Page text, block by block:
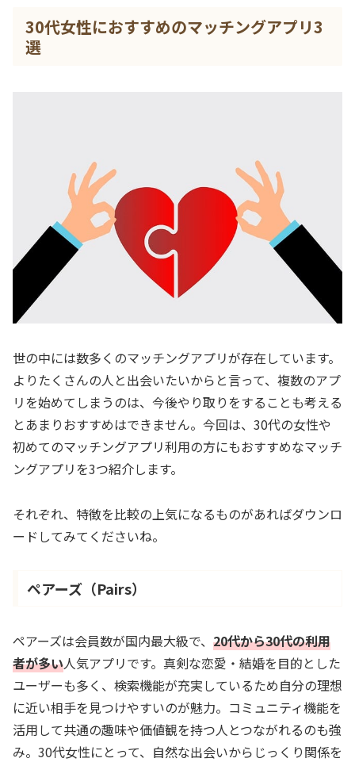
30代女性におすすめのマッチングアプリ3
選
世の中には数多くのマッチングアプリが存在しています。
よりたくさんの人と出会いたいからと言って、複数のアプ
リを始めてしまうのは、今後やり取りをすることも考える
とあまりおすすめはできません。今回は、30代の女性や
初めてのマッチングアプリ利用の方にもおすすめなマッチ
ングアプリを3つ紹介します。
それぞれ、特徴を比較の上気になるものがあればダウンロ
ードしてみてくださいね。
ペアーズ（Pairs）
ペアーズは会員数が国内最大級で、 20代から30代の利用
者が多い人気アプリです。真剣な恋愛・結婚を目的とした
ユーザーも多く、検索機能が充実しているため自分の理想
に近い相手を見つけやすいのが魅力。コミュニティ機能を
活用して共通の趣味や価値観を持つ人とつながれるのも強
み。30代女性にとって、自然な出会いからじっくり関係を